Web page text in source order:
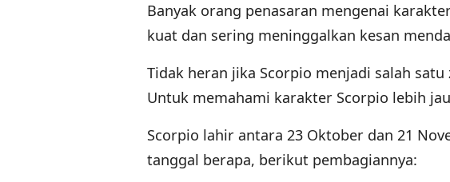
Banyak orang penasaran mengenai
kuat dan sering meninggalkan kesan
Tidak heran jika Scorpio menjadi salah
Untuk memahami karakter Scorpio lebih
Scorpio lahir antara 23 Oktober dan 21
tanggal berapa, berikut pembagiannya: